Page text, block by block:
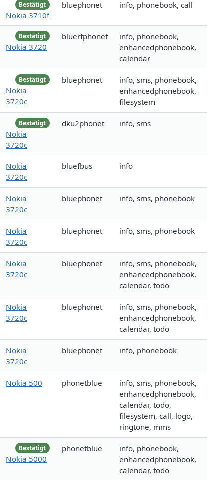
Bestätigt
Nokia 3710f
bluephonet info, phonebook, call
Bestätigt
Nokia 3720
bluerfphonet
info, phonebook,
enhancedphonebook,
calendar
Bestätigt
Nokia
3720c
bluephonet
info, sms, phonebook,
enhancedphonebook,
filesystem
Bestätigt
Nokia
3720c
dku2phonet info, sms
Nokia
3720c
bluefbus info
Nokia
3720c
bluephonet info, sms, phonebook
Nokia
3720c
bluephonet info, sms, phonebook
Nokia
3720c
bluephonet
info, sms, phonebook,
enhancedphonebook,
calendar, todo
Nokia
3720c
bluephonet
info, sms, phonebook,
enhancedphonebook,
calendar, todo
Nokia
3720c
bluephonet info, phonebook
Nokia 500 phonetblue
info, sms, phonebook,
enhancedphonebook,
calendar, todo,
filesystem, call, logo,
ringtone, mms
Bestätigt
Nokia 5000
phonetblue
info, phonebook,
enhancedphonebook,
calendar, todo